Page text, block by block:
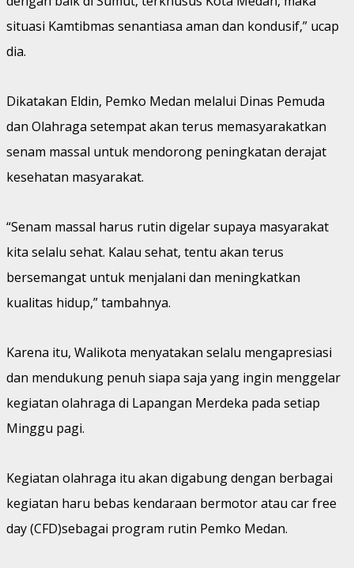
situasi Kamtibmas senantiasa aman dan kondusif,” ucap
dia.
Dikatakan Eldin, Pemko Medan melalui Dinas Pemuda
dan Olahraga setempat akan terus memasyarakatkan
senam massal untuk mendorong peningkatan derajat
kesehatan masyarakat.
“Senam massal harus rutin digelar supaya masyarakat
kita selalu sehat. Kalau sehat, tentu akan terus
bersemangat untuk menjalani dan meningkatkan
kualitas hidup,” tambahnya.
Karena itu, Walikota menyatakan selalu mengapresiasi
dan mendukung penuh siapa saja yang ingin menggelar
kegiatan olahraga di Lapangan Merdeka pada setiap
Minggu pagi.
Kegiatan olahraga itu akan digabung dengan berbagai
kegiatan haru bebas kendaraan bermotor atau car free
day (CFD)sebagai program rutin Pemko Medan.